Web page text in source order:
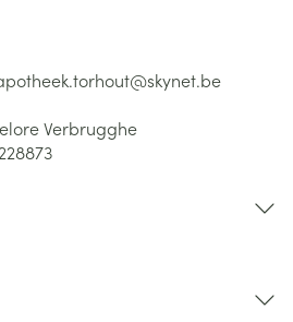
skynet.be
Verbrugghe